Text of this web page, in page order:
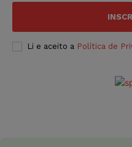
Li e aceito a Política de